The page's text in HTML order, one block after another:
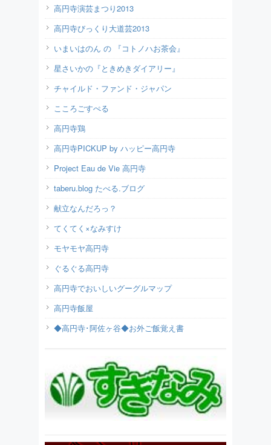
高円寺演芸まつり2013
高円寺びっくり大道芸2013
いまいはのん の 『コトノハお茶会』
星さいかの『ときめきダイアリー』
チャイルド・ファンド・ジャパン
こころごすぺる
高円寺鶏
高円寺PICKUP by ハッピー高円寺
Project Eau de Vie 高円寺
taberu.blog たべる.ブログ
献立なんだろっ？
てくてく×なみすけ
モヤモヤ高円寺
ぐるぐる高円寺
高円寺でおいしいグーグルマップ
高円寺飯屋
◆高円寺･阿佐ヶ谷◆お外ご飯覚え書